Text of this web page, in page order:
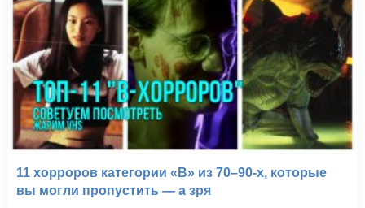
11 хорроров категории «B» из 70–90-х, которые
вы могли пропустить — а зря